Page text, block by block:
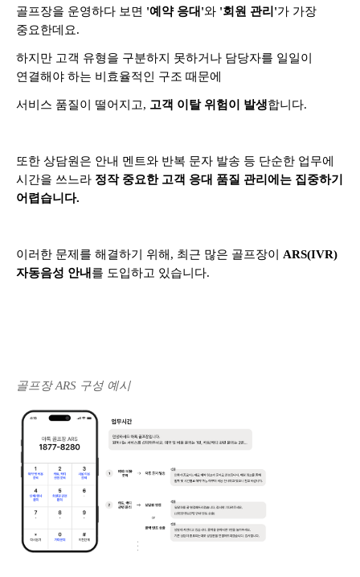
골프장을 운영하다 보면 '예약 응대'와 '회원 관리'가 가장
중요한데요.
하지만 고객 유형을 구분하지 못하거나 담당자를 일일이
연결해야 하는 비효율적인 구조 때문에
서비스 품질이 떨어지고, 고객 이탈 위험이 발생합니다.
또한 상담원은 안내 멘트와 반복 문자 발송 등 단순한 업무에
시간을 쓰느라 정작 중요한 고객 응대 품질 관리에는 집중하기
어렵습니다.
이러한 문제를 해결하기 위해, 최근 많은 골프장이
ARS(IVR)
자동음성 안내 를 도입하고 있습니다.
골프장 ARS 구성 예시